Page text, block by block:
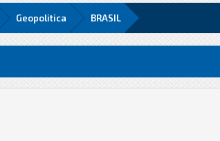
Geopolitica BRASIL